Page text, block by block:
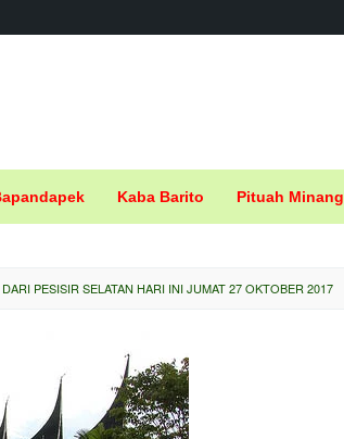
Kaba Barito Pituah Minang
PESISIR SELATAN HARI INI JUMAT 27 OKTOBER 2017